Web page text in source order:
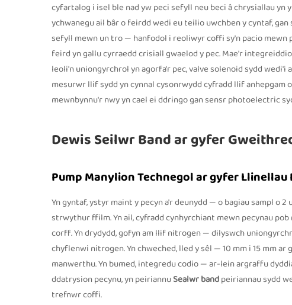
cyfartalog i isel ble nad yw peci sefyll neu beci â chrysiallau
ychwanegu ail bâr o feirdd wedi eu teilio uwchben y cyntaf,
sefyll mewn un tro — hanfodol i reoliwyr coffi sy'n pacio mewn
feird yn gallu cyrraedd crisiall gwaelod y pec. Mae'r
leoli'n uniongyrchrol yn agorfa'r pec, valve solenoid sydd wedi'i
mesurwr llif sydd yn cynnal cysonrwydd cyfradd llif anhepgam
mewnbynnu'r nwy yn cael ei ddringo gan sensr photoelectric
Dewis Seilwr Band ar gyfer
Pump Manylion Technegol ar gyfer Llinellau
Yn gyntaf, ystyr maint y pecyn a'r deunydd — o bagiau sampl o
strwythur ffilm. Yn ail, cyfradd cynhyrchiant mewn pecynau
corff. Yn drydydd, gofyn am llif nitrogen — dilyswch
chyflenwi nitrogen. Yn chweched, lled y sêl — 10 mm i 15 mm
manwerthu. Yn bumed, integredu codio — ar-lein argraffu
ddatrysion pecynu, yn peiriannuSealwr bandpeiriannau sydd
trefnwr coffi.